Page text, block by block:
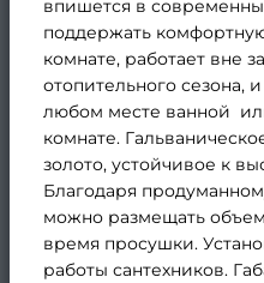
впишется в
поддержать
комнате, работает вне
отопительного сезона,
любом месте ванной
комнате.
золото, устойчивое к
Благодаря
можно размещать
время просушки.
работы сантехников.